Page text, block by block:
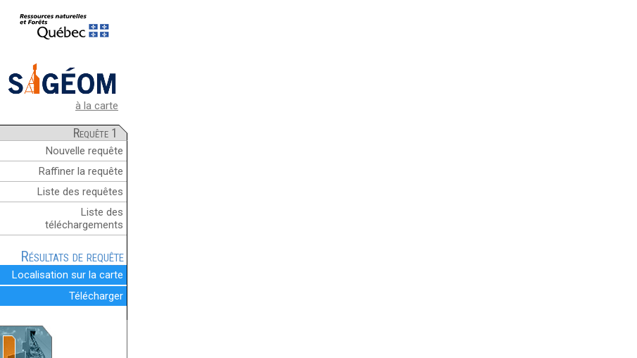
à la carte
Requête 1
Nouvelle requête
Raffiner la requête
Liste des requêtes
Liste des
téléchargements
Résultats de requête
Localisation sur la carte
Télécharger